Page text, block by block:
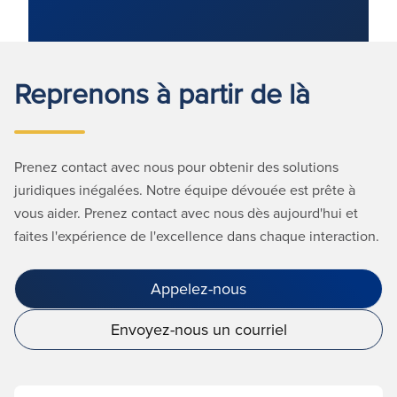
Reprenons à partir de là
Prenez contact avec nous pour obtenir des solutions
juridiques inégalées. Notre équipe dévouée est prête à
vous aider. Prenez contact avec nous dès aujourd'hui et
faites l'expérience de l'excellence dans chaque interaction.
Appelez-nous
Envoyez-nous un courriel